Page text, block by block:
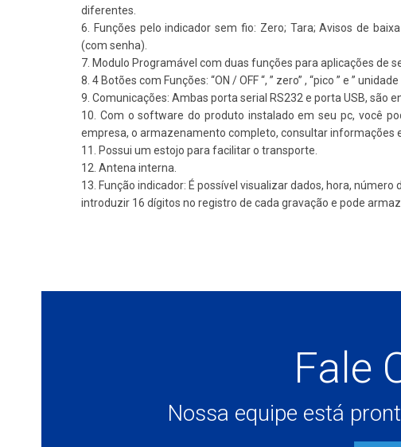
diferentes.
6. Funções pelo indicador sem fio: Zero; Tara; Avisos de
(com senha).
7. Modulo Programável com duas funções para aplicações de
8. 4 Botões com Funções: “ON / OFF “, ” zero” , “pico ” e ”
9. Comunicações: Ambas porta serial RS232 e porta USB, são
10. Com o software do produto instalado em seu pc, você
empresa, o armazenamento completo, consultar informações
11. Possui um estojo para facilitar o transporte.
12. Antena interna.
13. Função indicador: É possível visualizar dados, hora,
introduzir 16 dígitos no registro de cada gravação e pode
Fale
Nossa equipe está